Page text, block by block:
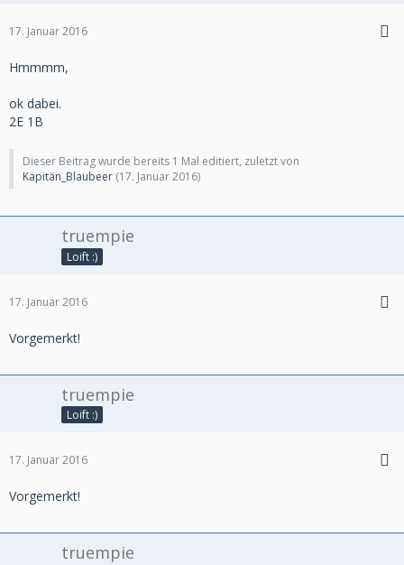
17. Januar 2016
Hmmmm,
ok dabei.
2E 1B
Dieser Beitrag wurde bereits 1 Mal editiert, zuletzt von
Kapitän_Blaubeer (17. Januar 2016)
truempie
Loift :)
17. Januar 2016
Vorgemerkt!
truempie
Loift :)
17. Januar 2016
Vorgemerkt!
truempie